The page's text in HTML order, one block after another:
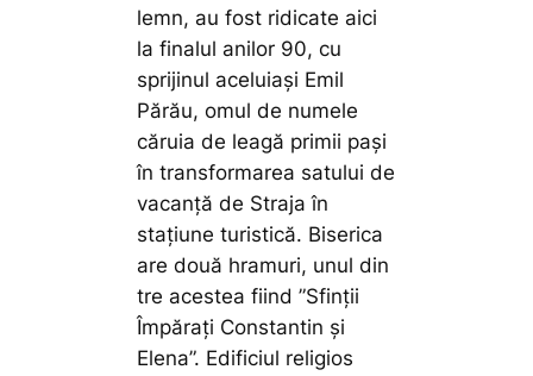
lemn, au fost ridicate aici
la finalul anilor 90, cu
sprijinul aceluiași Emil
Părău, omul de numele
căruia de leagă primii pași
în transformarea satului de
vacanță de Straja în
stațiune turistică. Biserica
are două hramuri, unul din
tre acestea fiind ”Sfinții
Împărați Constantin și
Elena”. Edificiul religios